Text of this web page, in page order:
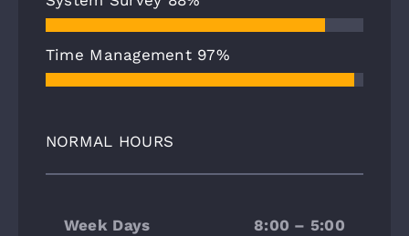
Time Management 97%
NORMAL HOURS
Week Days 8:00 – 5:00